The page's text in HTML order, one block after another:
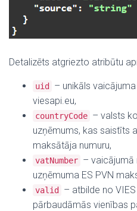
Detalizēts atgriezto atribūtu
uid
– unikāls
viesapi.eu,
countryCode – valsts
uzņēmums, kas saistīts
maksātāja numuru,
vatNumber –
uzņēmuma ES PVN
valid
– atbilde no
pārbaudāmās vienības